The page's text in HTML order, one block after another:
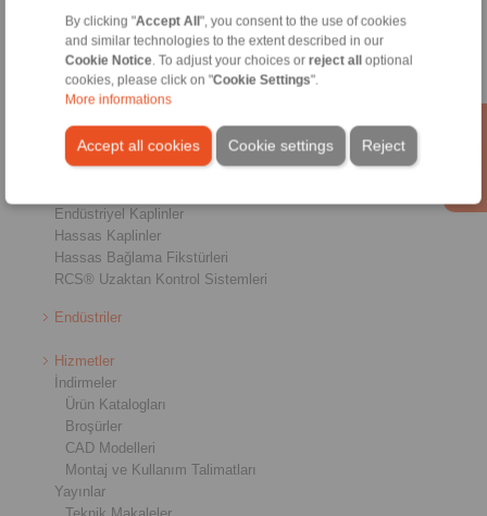
By clicking "Accept All ", you consent to the use of cookies
and similar technologies to the extent described in our
Cookie Notice. To adjust your choices or reject all
optional
cookies, please click on "Cookie Settings".
More informations
Accept all cookies Reject
Cookie settings
Ürünler
Genel Bakış
Tek Yönlü Kavramalar
Frenler
Konik Kilit Sistemleri
Endüstriyel Kaplinler
Hassas Kaplinler
Hassas Bağlama Fikstürleri
RCS® Uzaktan Kontrol Sistemleri
Endüstriler
Hizmetler
İndirmeler
Ürün Katalogları
Broşürler
CAD Modelleri
Montaj ve Kullanım Talimatları
Yayınlar